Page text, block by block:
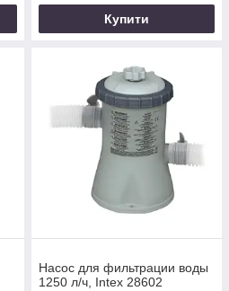
Купити
Насос для фильтрации воды
1250 л/ч, Intex 28602